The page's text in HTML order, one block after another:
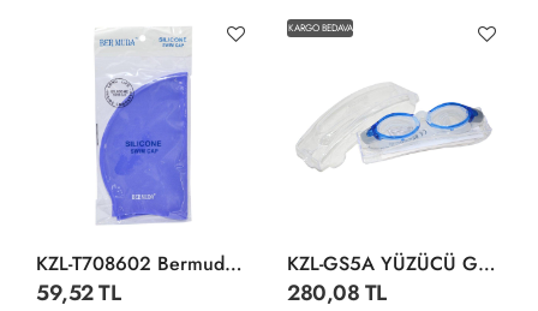
KZL-T708602 Bermuda Silikon Bone
59,52 TL
KARGO BEDAVA
KZL-GS5A YÜZÜCÜ GÖZLÜĞÜ SİLİKON ANT
280,08 TL